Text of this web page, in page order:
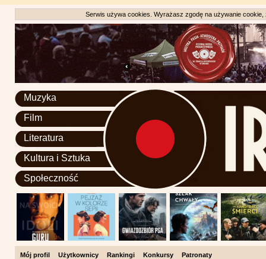
Serwis używa cookies. Wyrażasz zgodę na używanie
Muzyka
Film
Literatura
Kultura i Sztuka
Społeczność
Mój profil Użytkownicy Rankingi Konkursy Patronaty